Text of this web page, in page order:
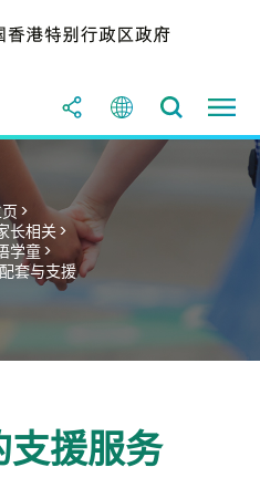
>
长相关 >
学童 >
套与支援
援服务